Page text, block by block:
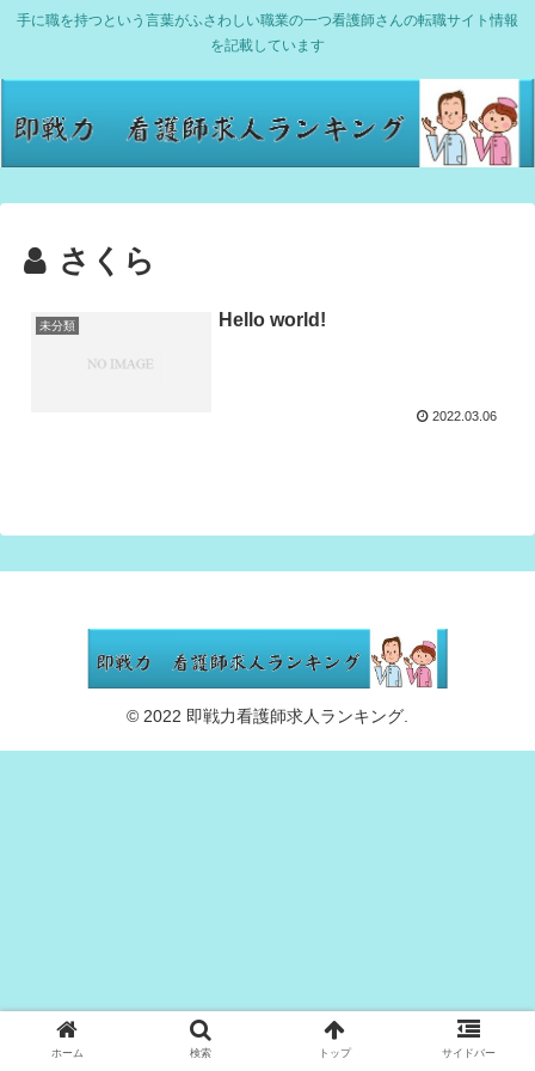
手に職を持つという言葉がふさわしい職業の一つ看護師さんの転職サイト情報
を記載しています
さくら
未分類 Hello world!
2022.03.06
© 2022 即戦力看護師求人ランキング.
ホーム 検索 トップ サイドバー